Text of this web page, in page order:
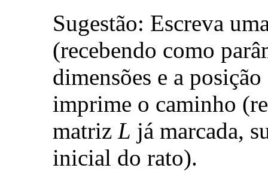
Sugestão: Escreva
(recebendo como
dimensões e a
imprime o caminho
matriz L já marcada,
inicial do rato).